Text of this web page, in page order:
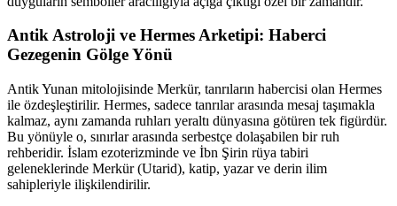
Antik Astroloji ve Hermes Arketipi: Haberci
Gezegenin Gölge Yönü
Antik Yunan mitolojisinde Merkür, tanrıların habercisi olan Hermes
ile özdeşleştirilir. Hermes, sadece tanrılar arasında mesaj taşımakla
kalmaz, aynı zamanda ruhları yeraltı dünyasına götüren tek figürdür.
Bu yönüyle o, sınırlar arasında serbestçe dolaşabilen bir ruh
rehberidir. İslam ezoterizminde ve İbn Şirin rüya tabiri
geleneklerinde Merkür (Utarid), katip, yazar ve derin ilim
sahipleriyle ilişkilendirilir.